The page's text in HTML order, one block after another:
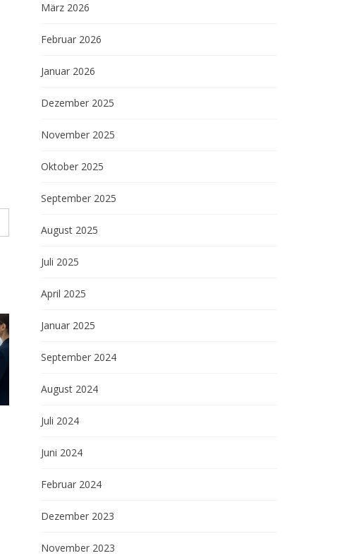
März 2026
Februar 2026
Januar 2026
Dezember 2025
November 2025
Oktober 2025
September 2025
August 2025
Juli 2025
April 2025
Januar 2025
September 2024
August 2024
Juli 2024
Juni 2024
Februar 2024
Dezember 2023
November 2023